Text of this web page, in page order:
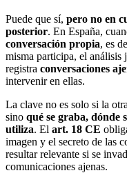
Puede que sí, pero no en
posterior. En España,
conversación propia, es
misma participa, el análisis
registra conversaciones
intervenir en ellas.
La clave no es solo si la
sino qué se graba, dónde
utiliza. El art. 18 CE
imagen y el secreto de las
resultar relevante si se
comunicaciones ajenas.